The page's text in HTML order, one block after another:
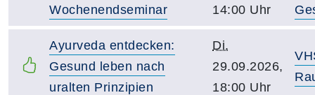
Wochenendseminar
14:00 Uhr
Ayurveda entdecken:
Gesund leben nach
uralten Prinzipien
Di.
29.09.2026,
18:00 Uhr